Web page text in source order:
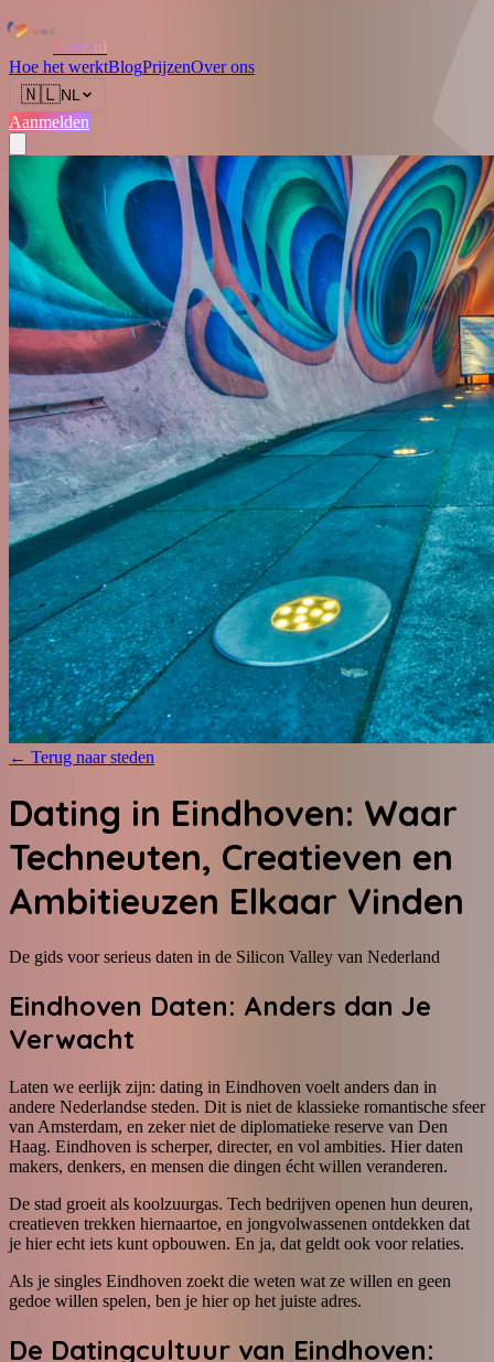
Love.nl
Hoe het werktBlogPrijzenOver ons
🇳🇱NL
Aanmelden
← Terug naar steden
Dating in Eindhoven: Waar
Techneuten, Creatieven en
Ambitieuzen Elkaar Vinden
De gids voor serieus daten in de Silicon Valley van Nederland
Eindhoven Daten: Anders dan Je
Verwacht
Laten we eerlijk zijn: dating in Eindhoven voelt anders dan in
andere Nederlandse steden. Dit is niet de klassieke romantische sfeer
van Amsterdam, en zeker niet de diplomatieke reserve van Den
Haag. Eindhoven is scherper, directer, en vol ambities. Hier daten
makers, denkers, en mensen die dingen écht willen veranderen.
De stad groeit als koolzuurgas. Tech bedrijven openen hun deuren,
creatieven trekken hiernaartoe, en jongvolwassenen ontdekken dat
je hier echt iets kunt opbouwen. En ja, dat geldt ook voor relaties.
Als je singles Eindhoven zoekt die weten wat ze willen en geen
gedoe willen spelen, ben je hier op het juiste adres.
De Datingcultuur van Eindhoven: